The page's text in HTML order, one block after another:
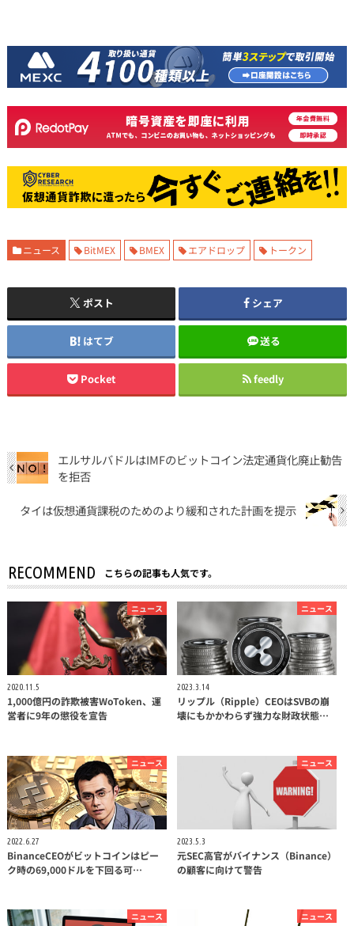
ニュース BitMEX BMEX エアドロップ トークン
ポスト シェア
はてブ 送る
Pocket feedly
エルサルバドルはIMFのビットコイン法定通貨化廃止勧告
を拒否
タイは仮想通貨課税のためのより緩和された計画を提示
RECOMMEND こちらの記事も人気です。
ニュース
2020.11.5
1,000億円の詐欺被害WoToken、運
営者に9年の懲役を宣告
ニュース
2023.3.14
リップル（Ripple）CEOはSVBの崩
壊にもかかわらず強力な財政状態…
ニュース
2022.6.27
BinanceCEOがビットコインはピー
ク時の69,000ドルを下回る可…
ニュース
2023.5.3
元SEC高官がバイナンス（Binance）
の顧客に向けて警告
ニュース ニュース